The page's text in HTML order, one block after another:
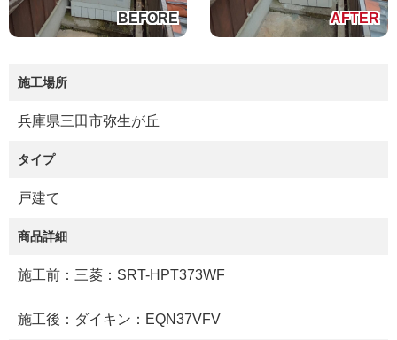
施工場所
兵庫県三田市弥生が丘
タイプ
戸建て
商品詳細
施工前：三菱：SRT-HPT373WF
施工後：ダイキン：EQN37VFV